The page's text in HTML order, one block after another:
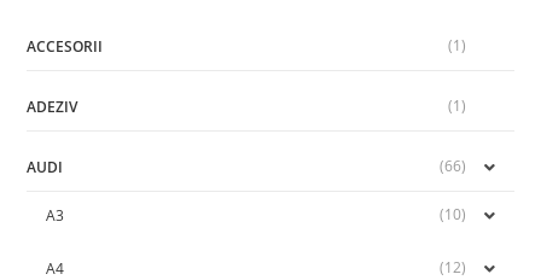
ACCESORII (1)
ADEZIV (1)
AUDI (66)
A3 (10)
A4 (12)